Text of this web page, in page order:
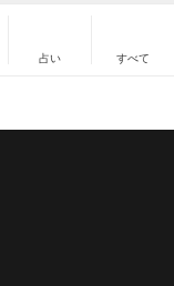
占い すべて